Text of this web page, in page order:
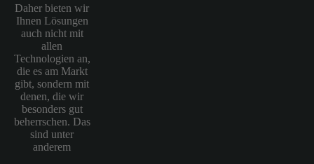
Daher bieten wir
Ihnen Lösungen
auch nicht mit
allen
Technologien an,
die es am Markt
gibt, sondern mit
denen, die wir
besonders gut
beherrschen. Das
sind unter
anderem